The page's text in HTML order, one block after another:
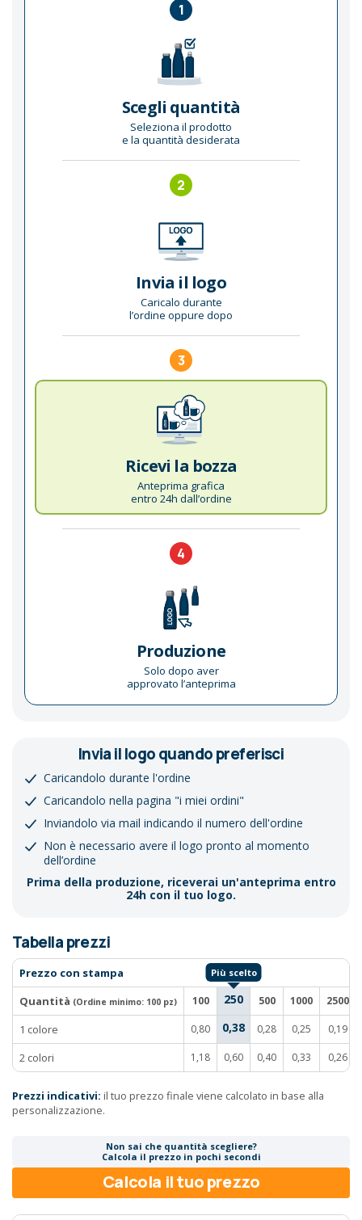
1
Scegli quantità
Seleziona il prodotto
e la quantità desiderata
2
Invia il logo
Caricalo durante
l’ordine oppure dopo
3
Ricevi la bozza
Anteprima grafica
entro 24h dall’ordine
4
Produzione
Solo dopo aver
approvato l’anteprima
Invia il logo quando preferisci
Caricandolo durante l'ordine
Caricandolo nella pagina "i miei ordini"
Inviandolo via mail indicando il numero dell'ordine
Non è necessario avere il logo pronto al momento
dell’ordine
Prima della produzione, riceverai un'anteprima entro
24h con il tuo logo.
Tabella prezzi
Prezzo con stampa
Quantità (Ordine minimo: 100 pz) 100 250 500 1000 2500
1 colore 0,80 0,38 0,28 0,25 0,19
2 colori 1,18 0,60 0,40 0,33 0,26
Prezzi indicativi: il tuo prezzo finale viene calcolato in base alla
personalizzazione.
Non sai che quantità scegliere?
Calcola il prezzo in pochi secondi
Calcola il tuo prezzo